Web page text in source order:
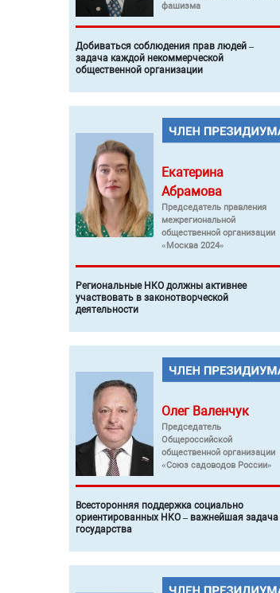
фашизма
Добиваться соблюдения прав людей –
задача каждой некоммерческой
общественной организации
Екатерина
Абрамова
Председатель правления
межрегиональной
общественной организации
«Москва 2024»
Региональные НКО должны активнее
участвовать в законотворческой
деятельности
Олег Валенчук
Председатель
Общероссийской
общественной организации
«Союз садоводов России»
Всесторонняя поддержка социально
ориентированных НКО – важнейшая задача
государства